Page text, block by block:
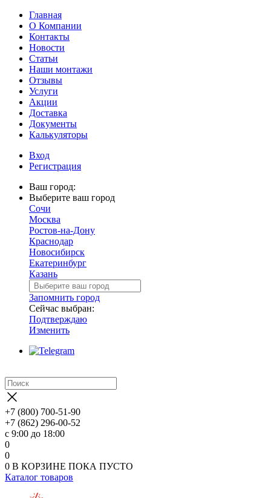
Главная
О Компании
Контакты
Новости
Статьи
Наши монтажи
Отзывы
Услуги
Акции
Доставка
Документы
Калькуляторы
Вход
Регистрация
Ваш город:
Выберите ваш город
Сочи
Москва
Ростов-на-Дону
Краснодар
Новосибирск
Екатеринбург
Казань
Запомнить город
Сейчас выбран:
Подтверждаю
Изменить
+7 (800) 700-51-90
+7 (862) 296-00-52
с 9:00 до 18:00
0
0
0 В КОРЗИНЕ ПОКА ПУСТО
Каталог товаров